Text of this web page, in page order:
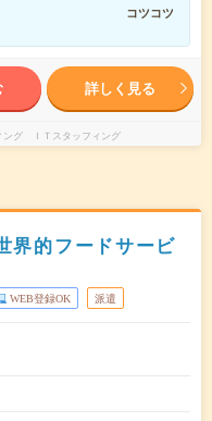
コツコツ
詳しく見る
ング ＩＴスタッフィング
界的フードサービ
WEB登録OK 派遣